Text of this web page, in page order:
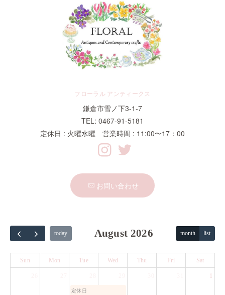
フローラル アンティークス
鎌倉市雪ノ下3-1-7
TEL: 0467-91-5181
定休日 : 火曜水曜 営業時間 : 11:00〜17：00
お問い合わせ
today August 2026 month list
Sun Mon Tue Wed Thu Fri Sat
定休日
1